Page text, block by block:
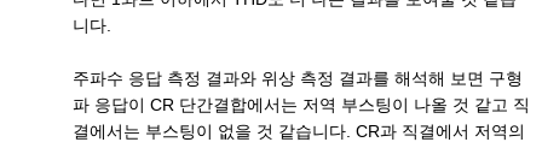
니다.
주파수 응답 측정 결과와 위상 측정 결과를 해석해 보면 구형
파 응답이 CR 단간결합에서는 저역 부스팅이 나올 것 같고 직
결에서는 부스팅이 없을 것 같습니다. CR과 직결에서 저역의